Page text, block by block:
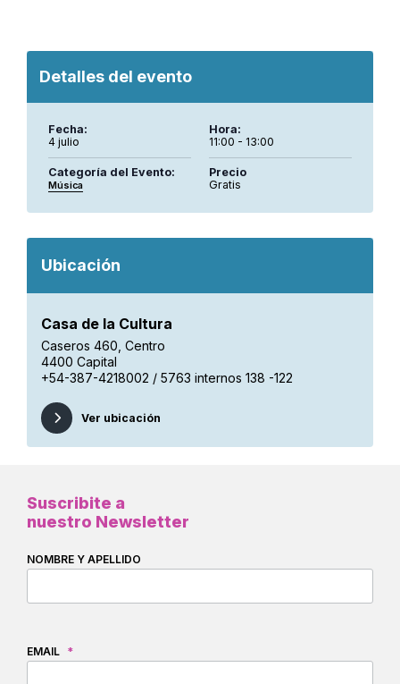
Detalles del evento
Fecha:
4 julio
Hora:
11:00 - 13:00
Categoría del Evento:
Música
Precio
Gratis
Ubicación
Casa de la Cultura
Caseros 460, Centro
4400 Capital
+54-387-4218002 / 5763 internos 138 -122
Ver ubicación
Suscribite a
nuestro Newsletter
NOMBRE Y APELLIDO
EMAIL *